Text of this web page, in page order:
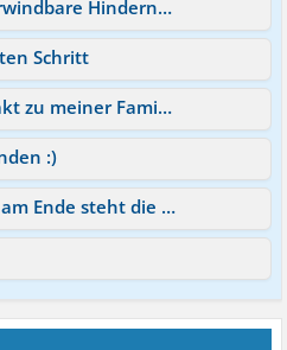
Wie passiere ich unüberwindbare Hindernisse auf meinem Weg?
Schritt
Wie kann ich den Kontakt zu meiner Familie abbrechen?
:)
Der Weg aus der Angst- am Ende steht die Freiheit